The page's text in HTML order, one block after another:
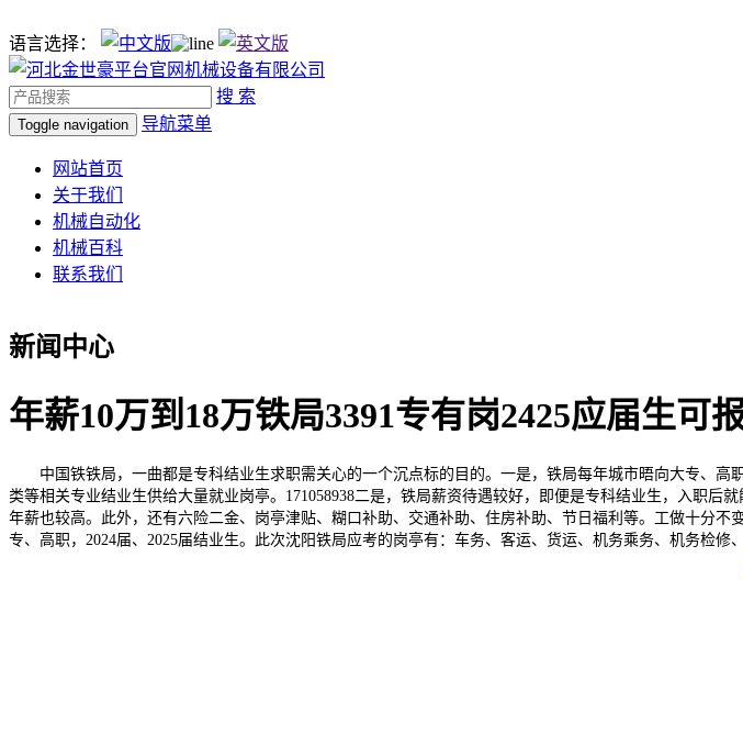
语言选择：
搜 索
Toggle navigation 导航菜单
网站首页
关于我们
机械自动化
机械百科
联系我们
新闻中心
年薪10万到18万铁局3391专有岗2425应届生可
中国铁铁局，一曲都是专科结业生求职需关心的一个沉点标的目的。一是，铁局每年城市晤向大专、高
类等相关专业结业生供给大量就业岗亭。171058938二是，铁局薪资待遇较好，即便是专科结业生，入职后
年薪也较高。此外，还有六险二金、岗亭津贴、糊口补助、交通补助、住房补助、节日福利等。工做十分不
专、高职，2024届、2025届结业生。此次沈阳铁局应考的岗亭有：车务、客运、货运、机务乘务、机务检